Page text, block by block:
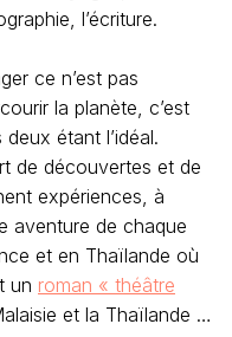
femme à la croisée